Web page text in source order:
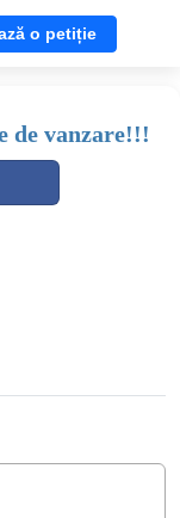
o petiție
de vanzare!!!